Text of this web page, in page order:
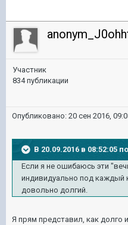
Участник
834 публикации
Опубликовано: 20 сен 2016,
В 20.09.2016 в 08:52:05
Если я не ошибаюсь эти
индивидуально под каждый
довольно долгий.
Я прям представил, как долго